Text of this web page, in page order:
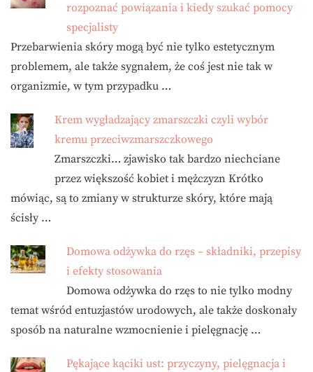
rozpoznać powiązania i kiedy szukać pomocy
specjalisty
Przebarwienia skóry mogą być nie tylko estetycznym
problemem, ale także sygnałem, że coś jest nie tak w
organizmie, w tym przypadku …
Krem wygładzający zmarszczki czyli wybór
kremu przeciwzmarszczkowego
Zmarszczki… zjawisko tak bardzo niechciane
przez większość kobiet i mężczyzn Krótko
mówiąc, są to zmiany w strukturze skóry, które mają
ścisły …
Domowa odżywka do rzęs – składniki, przepisy
i efekty stosowania
Domowa odżywka do rzęs to nie tylko modny
temat wśród entuzjastów urodowych, ale także doskonały
sposób na naturalne wzmocnienie i pielęgnację …
Pękające kąciki ust: przyczyny, pielęgnacja i